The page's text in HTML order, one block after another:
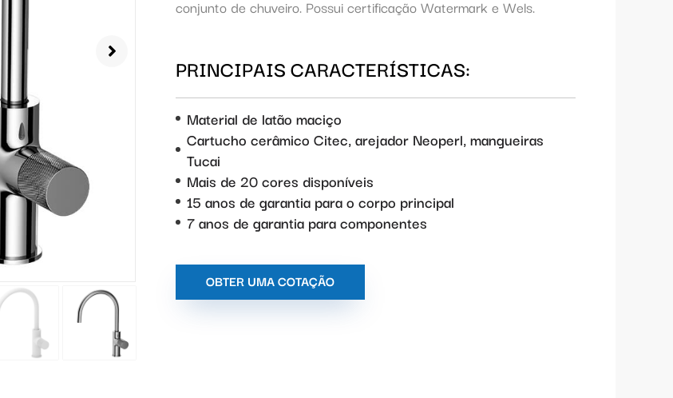
conjunto de chuveiro. Possui certificação Watermark e Wels.
PRINCIPAIS CARACTERÍSTICAS:
Material de latão maciço
Cartucho cerâmico Citec, arejador Neoperl, mangueiras
Tucai
Mais de 20 cores disponíveis
15 anos de garantia para o corpo principal
7 anos de garantia para componentes
OBTER UMA COTAÇÃO